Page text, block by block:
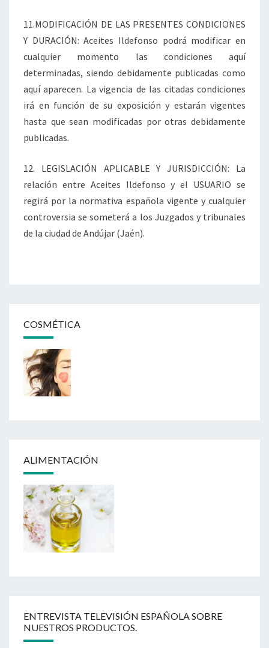
11.MODIFICACIÓN DE LAS PRESENTES CONDICIONES
Y DURACIÓN: Aceites Ildefonso podrá modificar en
cualquier momento las condiciones aquí
determinadas, siendo debidamente publicadas como
aquí aparecen. La vigencia de las citadas condiciones
irá en función de su exposición y estarán vigentes
hasta que sean modificadas por otras debidamente
publicadas.
12. LEGISLACIÓN APLICABLE Y JURISDICCIÓN: La
relación entre Aceites Ildefonso y el USUARIO se
regirá por la normativa española vigente y cualquier
controversia se someterá a los Juzgados y tribunales
de la ciudad de Andújar (Jaén).
COSMÉTICA
ALIMENTACIÓN
ENTREVISTA TELEVISIÓN ESPAÑOLA SOBRE
NUESTROS PRODUCTOS.